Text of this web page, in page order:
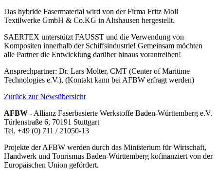
Das hybride Fasermaterial wird von der Firma Fritz Moll
Textilwerke GmbH & Co.KG in Altshausen hergestellt.
SAERTEX unterstützt FAUSST und die Verwendung von
Kompositen innerhalb der Schiffsindustrie! Gemeinsam möchten
alle Partner die Entwicklung darüber hinaus vorantreiben!
Ansprechpartner: Dr. Lars Molter, CMT (Center of Maritime
Technologies e.V.), (Kontakt kann bei AFBW erfragt werden)
Zurück zur Newsübersicht
AFBW - Allianz Faserbasierte Werkstoffe Baden-Württemberg e.V.
Türlenstraße 6, 70191 Stuttgart
Tel. +49 (0) 711 / 21050-13
Projekte der AFBW werden durch das Ministerium für Wirtschaft,
Handwerk und Tourismus Baden-Württemberg kofinanziert von der
Europäischen Union gefördert.